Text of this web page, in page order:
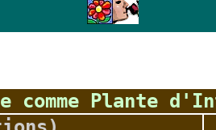
comme Plante